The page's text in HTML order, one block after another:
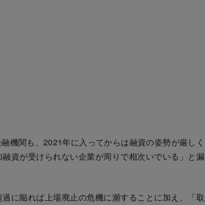
機関も、2021年に入ってからは融資の姿勢が厳しく
資が受けられない企業が周りで相次いでいる」と漏
に陥れば上場廃止の危機に瀕することに加え、「取